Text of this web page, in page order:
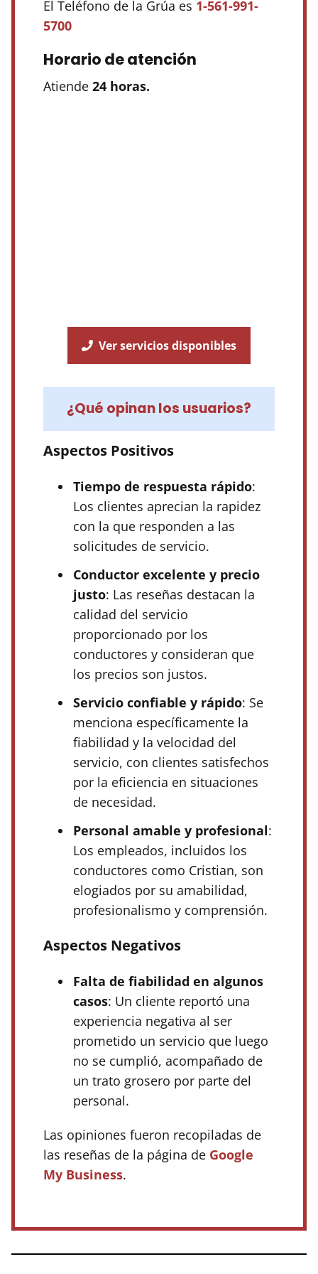
El Teléfono de la Grúa es 1-561-991-
5700
Horario de atención
Atiende 24 horas.
Ver servicios disponibles
¿Qué opinan los usuarios?
Aspectos Positivos
Tiempo de respuesta rápido:
Los clientes aprecian la rapidez
con la que responden a las
solicitudes de servicio.
Conductor excelente y precio
justo: Las reseñas destacan la
calidad del servicio
proporcionado por los
conductores y consideran que
los precios son justos.
Servicio confiable y rápido: Se
menciona específicamente la
fiabilidad y la velocidad del
servicio, con clientes satisfechos
por la eficiencia en situaciones
de necesidad.
Personal amable y profesional:
Los empleados, incluidos los
conductores como Cristian, son
elogiados por su amabilidad,
profesionalismo y comprensión.
Aspectos Negativos
Falta de fiabilidad en algunos
casos: Un cliente reportó una
experiencia negativa al ser
prometido un servicio que luego
no se cumplió, acompañado de
un trato grosero por parte del
personal.
Las opiniones fueron recopiladas de
las reseñas de la página de Google
My Business.